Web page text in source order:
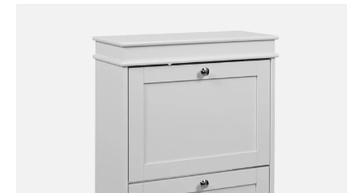
Hop til produktinformation